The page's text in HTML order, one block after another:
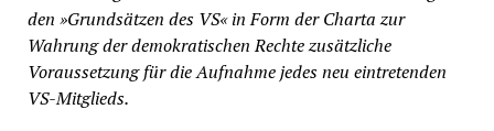
den »Grundsätzen des VS« in Form der Charta zur
Wahrung der demokratischen Rechte zusätzliche
Voraussetzung für die Aufnahme jedes neu eintretenden
VS-Mitglieds.